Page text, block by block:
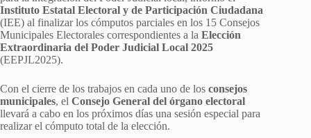
Instituto Estatal Electoral y de Participación Ciudadana
(IEE) al finalizar los cómputos parciales en los 15 Consejos
Municipales Electorales correspondientes a la Elección
Extraordinaria del Poder Judicial Local 2025
(EEPJL2025).
Con el cierre de los trabajos en cada uno de los consejos
municipales, el Consejo General del órgano electoral
llevará a cabo en los próximos días una sesión especial para
realizar el cómputo total de la elección.